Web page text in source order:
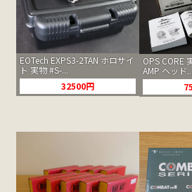
EOTech EXPS3-2TAN ホロサイ
ト 実物 #S-...
32500円
OPS CORE
AMP ヘッド...